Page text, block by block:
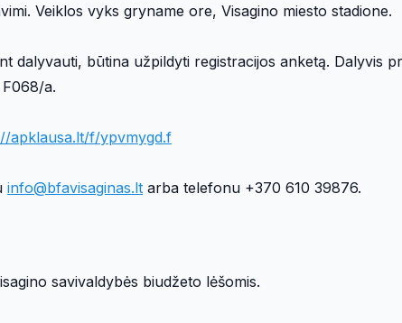
Veiklos vyks gryname ore, Visagino miesto stadione.
dalyvauti, būtina užpildyti registracijos anketą. Dalyvis
a.
apklausa.lt/f/ypvmygd.f
info@bfavisaginas.lt arba telefonu +370 610 39876.
savivaldybės biudžeto lėšomis.